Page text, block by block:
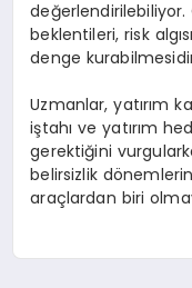
değerlendirilebiliyor.
beklentileri, risk
denge
Uzmanlar, yatırım
iştahı ve yatırım
gerektiğini
belirsizlik
araçlardan biri